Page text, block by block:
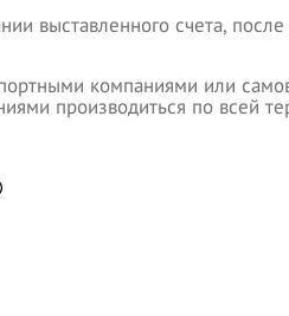
выставленного счета,
компаниями или
производиться по всей